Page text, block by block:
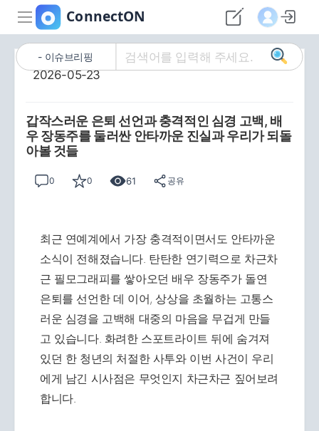
이슈브리핑
2026-05-23
갑작스러운 은퇴 선언과 충격적인 심경 고백, 배
우 장동주를 둘러싼 안타까운 진실과 우리가 되돌
아볼 것들
0 0 61 공유
최근 연예계에서 가장 충격적이면서도 안타까운
소식이 전해졌습니다. 탄탄한 연기력으로 차근차
근 필모그래피를 쌓아오던 배우 장동주가 돌연
은퇴를 선언한 데 이어, 상상을 초월하는 고통스
러운 심경을 고백해 대중의 마음을 무겁게 만들
고 있습니다. 화려한 스포트라이트 뒤에 숨겨져
있던 한 청년의 처절한 사투와 이번 사건이 우리
에게 남긴 시사점은 무엇인지 차근차근 짚어보려
합니다.